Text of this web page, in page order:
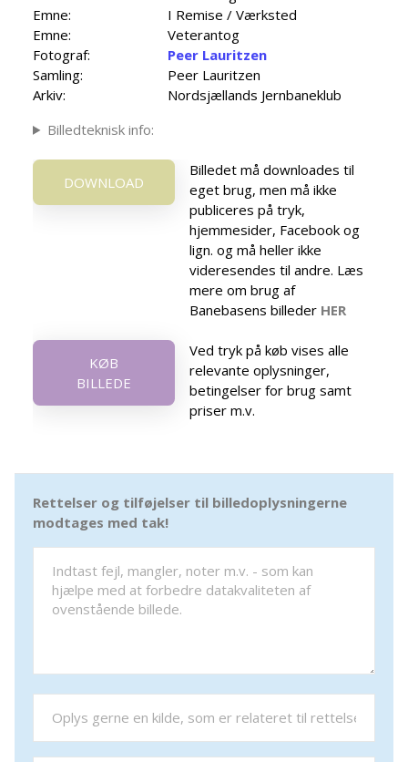
Emne:
I Remise / Værksted
Emne:
Veterantog
Fotograf:
Peer Lauritzen
Samling:
Peer Lauritzen
Arkiv:
Nordsjællands Jernbaneklub
Billedteknisk info:
DOWNLOAD
Billedet må downloades til
eget brug, men må ikke
publiceres på tryk,
hjemmesider, Facebook og
lign. og må heller ikke
videresendes til andre. Læs
mere om brug af
Banebasens billeder HER
KØB
BILLEDE
Ved tryk på køb vises alle
relevante oplysninger,
betingelser for brug samt
priser m.v.
Rettelser og tilføjelser til billedoplysningerne
modtages med tak!